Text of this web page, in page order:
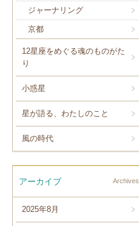
ジャーナリング
京都
12星座をめぐる魂のものがた
り
小惑星
星が語る、わたしのこと
風の時代
アーカイブ Archives
2025年8月